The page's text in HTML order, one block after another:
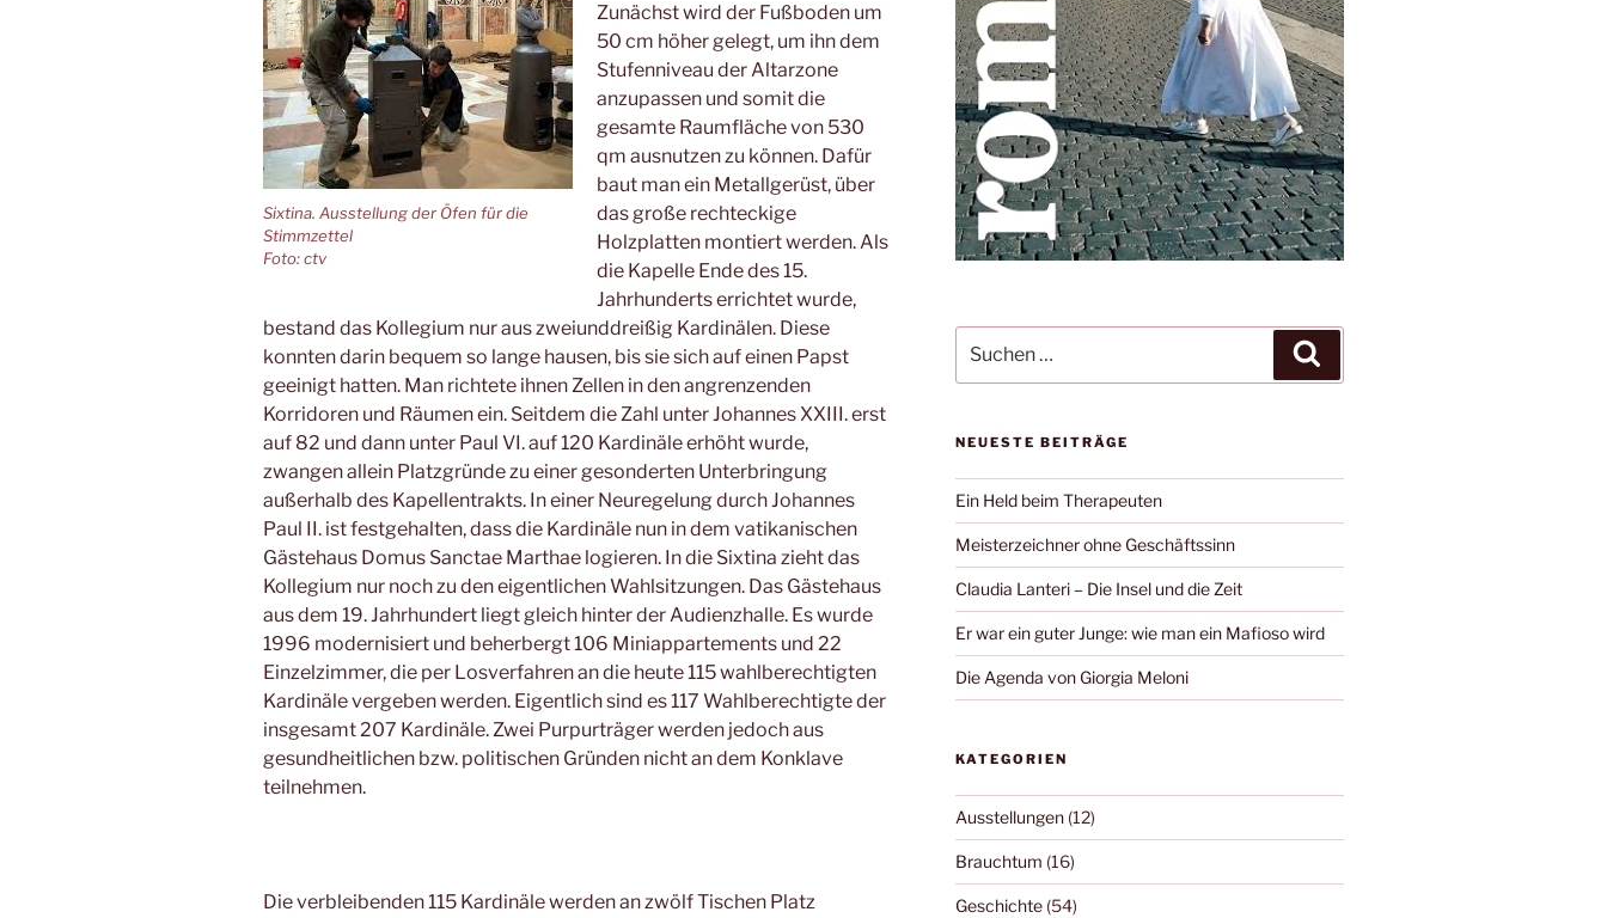
Sixtina. Ausstellung der Öfen für die
Stimmzettel
Foto: ctv
Zunächst wird der Fußboden um
50 cm höher gelegt, um ihn dem
Stufenniveau der Altarzone
anzupassen und somit die
gesamte Raumfläche von 530
qm ausnutzen zu können. Dafür
baut man ein Metallgerüst, über
das große rechteckige
Holzplatten montiert werden. Als
die Kapelle Ende des 15.
Jahrhunderts errichtet wurde,
bestand das Kollegium nur aus zweiunddreißig Kardinälen. Diese
konnten darin bequem so lange hausen, bis sie sich auf einen Papst
geeinigt hatten. Man richtete ihnen Zellen in den angrenzenden
Korridoren und Räumen ein. Seitdem die Zahl unter Johannes XXIII. erst
auf 82 und dann unter Paul VI. auf 120 Kardinäle erhöht wurde,
zwangen allein Platzgründe zu einer gesonderten Unterbringung
außerhalb des Kapellentrakts. In einer Neuregelung durch Johannes
Paul II. ist festgehalten, dass die Kardinäle nun in dem vatikanischen
Gästehaus Domus Sanctae Marthae logieren. In die Sixtina zieht das
Kollegium nur noch zu den eigentlichen Wahlsitzungen. Das Gästehaus
aus dem 19. Jahrhundert liegt gleich hinter der Audienzhalle. Es wurde
1996 modernisiert und beherbergt 106 Miniappartements und 22
Einzelzimmer, die per Losverfahren an die heute 115 wahlberechtigten
Kardinäle vergeben werden. Eigentlich sind es 117 Wahlberechtigte der
insgesamt 207 Kardinäle. Zwei Purpurträger werden jedoch aus
gesundheitlichen bzw. politischen Gründen nicht an dem Konklave
teilnehmen.
Die verbleibenden 115 Kardinäle werden an zwölf Tischen Platz
nach:
NEUESTE BEITRÄGE
Ein Held beim Therapeuten
Meisterzeichner ohne Geschäftssinn
Claudia Lanteri – Die Insel und die Zeit
Er war ein guter Junge: wie man ein Mafioso wird
Die Agenda von Giorgia Meloni
KATEGORIEN
Ausstellungen(12)
Brauchtum (16)
Geschichte(54)